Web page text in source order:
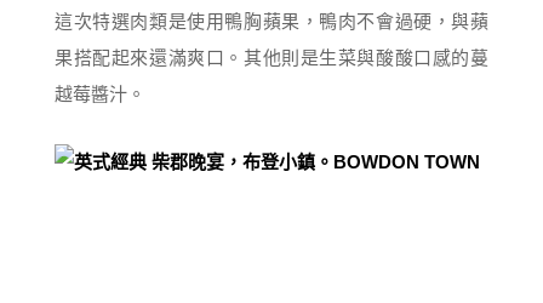
這次特選肉類是使用鴨胸蘋果，鴨肉不會過硬，與蘋
果搭配起來還滿爽口。其他則是生菜與酸酸口感的蔓
越莓醬汁。